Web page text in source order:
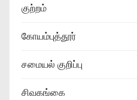
குற்றம்
கோயம்புத்தூர்
சமையல் குறிப்பு
சிவகங்கை